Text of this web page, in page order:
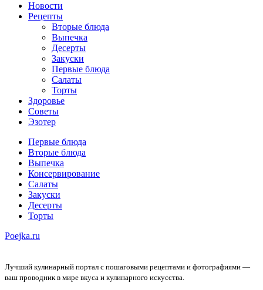
Новости
Рецепты
Вторые блюда
Выпечка
Десерты
Закуски
Первые блюда
Салаты
Торты
Здоровье
Советы
Эзотер
Первые блюда
Вторые блюда
Выпечка
Консервирование
Салаты
Закуски
Десерты
Торты
Poejka.ru
Лучший кулинарный портал с пошаговыми рецептами и фотографиями —
ваш проводник в мире вкуса и кулинарного искусства.